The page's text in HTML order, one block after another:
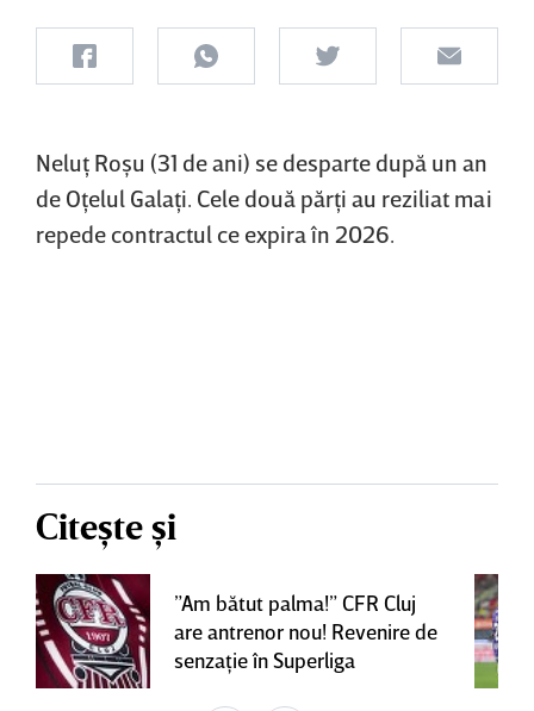
Neluţ Roşu (31 de ani) se desparte după un an
de Oţelul Galaţi. Cele două părţi au reziliat mai
repede contractul ce expira în 2026.
Citește și
”Am bătut palma!” CFR Cluj
are antrenor nou! Revenire de
senzaţie în Superliga